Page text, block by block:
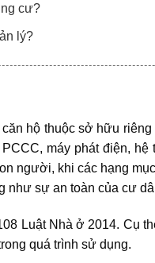
cư?
lý?
hộ thuộc sở hữu
máy phát điện,
người, khi các hạng
như sự an toàn của cư
Luật Nhà ở 2014. Cụ
quá trình sử dụng.